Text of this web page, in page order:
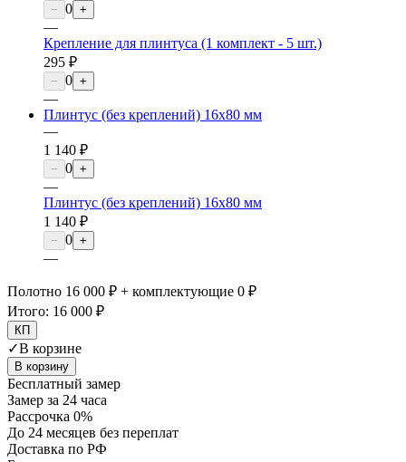
− 0 +
—
Крепление для плинтуса (1 комплект - 5 шт.)
295 ₽
− 0 +
—
Плинтус (без креплений) 16х80 мм
—
1 140 ₽
− 0 +
—
Плинтус (без креплений) 16х80 мм
1 140 ₽
− 0 +
—
Полотно 16 000 ₽ + комплектующие 0 ₽
Итого: 16 000 ₽
КП
✓В корзине
В корзину
Бесплатный замер
Замер за 24 часа
Рассрочка 0%
До 24 месяцев без переплат
Доставка по РФ